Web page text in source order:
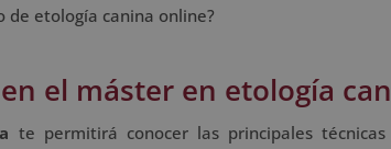
de etología canina online?
el máster en etología
te permitirá conocer las principales